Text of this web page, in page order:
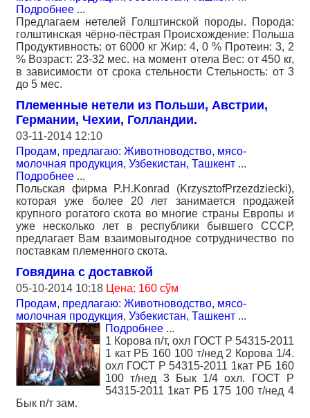
Подробнее ...
Предлагаем нетелей Голштинской породы. Порода:
голштинская чёрно-пёстрая Происхождение: Польша
Продуктивность: от 6000 кг Жир: 4, 0 % Протеин: 3, 2
% Возраст: 23-32 мес. на момент отела Вес: от 450 кг,
в зависимости от срока стельности Стельность: от 3
до 5 мес.
Племенные нетели из Польши, Австрии,
Германии, Чехии, Голландии.
03-11-2014 12:10
Продам, предлагаю: Животноводство, мясо-
молочная продукция, Узбекистан, Ташкент ...
Подробнее ...
Польская фирма P.H.Konrad (KrzysztofPrzezdziecki),
которая уже более 20 лет занимается продажей
крупного рогатого скота во многие страны Европы и
уже несколько лет в республики бывшего СССР,
предлагает Вам взаимовыгодное сотрудничество по
поставкам племенного скота.
Говядина c доставкой
05-10-2014 10:18 Цена: 160 сўм
Продам, предлагаю: Животноводство, мясо-
молочная продукция, Узбекистан, Ташкент ...
Подробнее ...
1 Корова п/т, охл ГОСТ Р 54315-2011
1 кат РБ 160 100 т/нед 2 Корова 1/4.
охл ГОСТ Р 54315-2011 1кат РБ 160
100 т/нед 3 Бык 1/4 охл. ГОСТ Р
54315-2011 1кат РБ 175 100 т/нед 4
Бык п/т зам.